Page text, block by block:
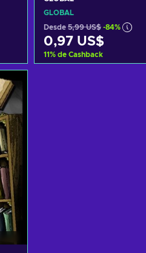
GLOBAL
Desde 5,99 US$ -84%
0,97 US$
11% de Cashback